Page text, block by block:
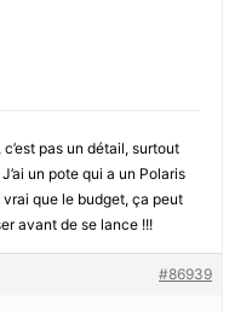
pas un détail, surtout
un pote qui a un Polaris
vrai que le budget, ça peut
avant de se lance !!!
#86939